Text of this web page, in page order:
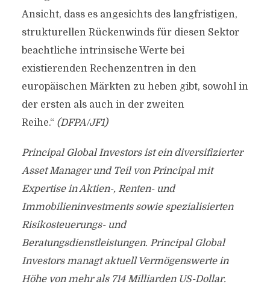
Ansicht, dass es angesichts des langfristigen,
strukturellen Rückenwinds für diesen Sektor
beachtliche intrinsische Werte bei
existierenden Rechenzentren in den
europäischen Märkten zu heben gibt, sowohl in
der ersten als auch in der zweiten
Reihe.“ (DFPA/JF1)
Principal Global Investors ist ein diversifizierter
Asset Manager und Teil von Principal mit
Expertise in Aktien-, Renten- und
Immobilieninvestments sowie spezialisierten
Risikosteuerungs- und
Beratungsdienstleistungen. Principal Global
Investors managt aktuell Vermögenswerte in
Höhe von mehr als 714 Milliarden US-Dollar.